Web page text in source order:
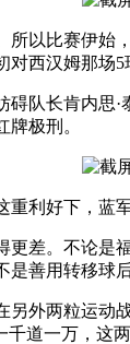
以比赛伊
西汉姆那场
队长肯内思
极刑。
利好下，蓝
差。不论
善用转移球
外两粒运
道一万，这